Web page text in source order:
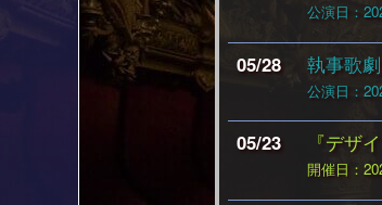
公演日：
05/28 執事歌
公演日：
05/23 『デザ
開催日：